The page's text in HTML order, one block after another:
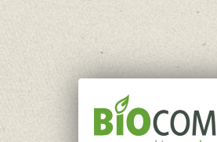
Jump to navigation